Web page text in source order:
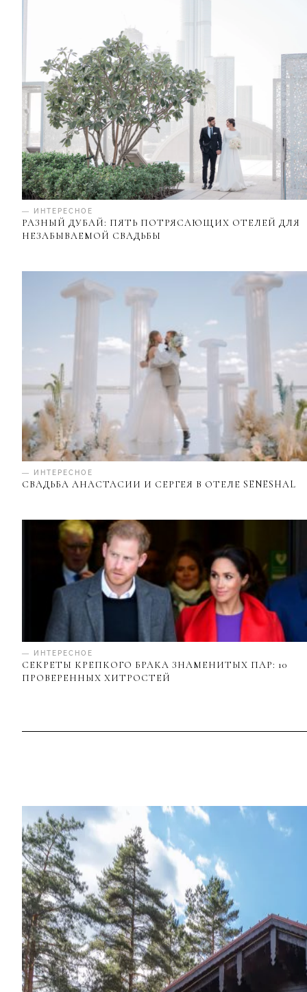
— ИНТЕРЕСНОЕ
РАЗНЫЙ ДУБАЙ: ПЯТЬ ПОТРЯСАЮЩИХ ОТЕЛЕЙ ДЛЯ
НЕЗАБЫВАЕМОЙ СВАДЬБЫ
— ИНТЕРЕСНОЕ
СВАДЬБА АНАСТАСИИ И СЕРГЕЯ В ОТЕЛЕ SENESHAL
— ИНТЕРЕСНОЕ
СЕКРЕТЫ КРЕПКОГО БРАКА ЗНАМЕНИТЫХ ПАР: 10
ПРОВЕРЕННЫХ ХИТРОСТЕЙ